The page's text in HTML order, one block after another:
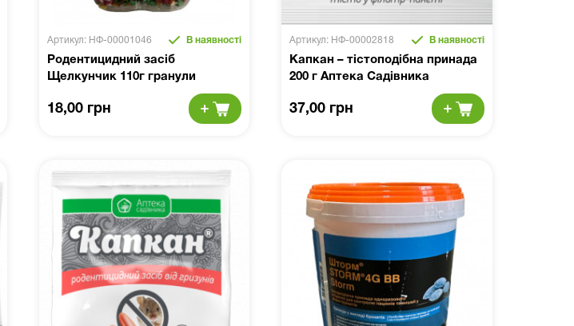
Артикул: НФ-00001046 В наявності
Родентицидний засіб
Щелкунчик 110г гранули
18,00 грн
Артикул: НФ-00002818 В наявності
Капкан – тістоподібна принада
200 г Аптека Садівника
37,00 грн